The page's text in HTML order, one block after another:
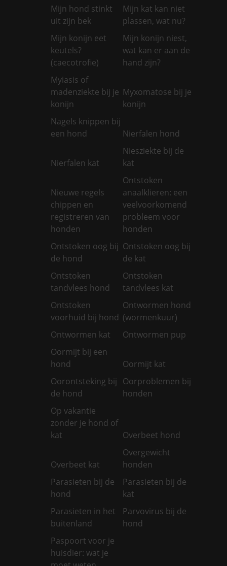
Mijn hond stinkt
uit zijn bek
Mijn kat kan niet
plassen, wat nu?
Mijn konijn eet
keutels?
(caecotrofie)
Mijn konijn niest,
wat kan er aan de
hand zijn?
Myiasis of
madenziekte bij je
konijn
Myxomatose bij je
konijn
Nagels knippen bij
een hond
Nierfalen hond
Nierfalen kat
Niesziekte bij de
kat
Nieuwe regels
chippen en
registreren van
honden
Ontstoken
anaalklieren: een
veelvoorkomend
probleem voor
honden
Ontstoken oog bij
de hond
Ontstoken oog bij
de kat
Ontstoken
tandvlees hond
Ontstoken
tandvlees kat
Ontstoken
voorhuid bij hond
Ontwormen hond
(wormenkuur)
Ontwormen kat
Ontwormen pup
Oormijt bij een
hond
Oormijt kat
Oorontsteking bij
de hond
Oorproblemen bij
honden
Op vakantie
zonder je hond of
kat
Overbeet hond
Overbeet kat
Overgewicht
honden
Parasieten bij de
hond
Parasieten bij de
kat
Parasieten in het
buitenland
Parvovirus bij de
hond
Paspoort voor je
huisdier: wat je